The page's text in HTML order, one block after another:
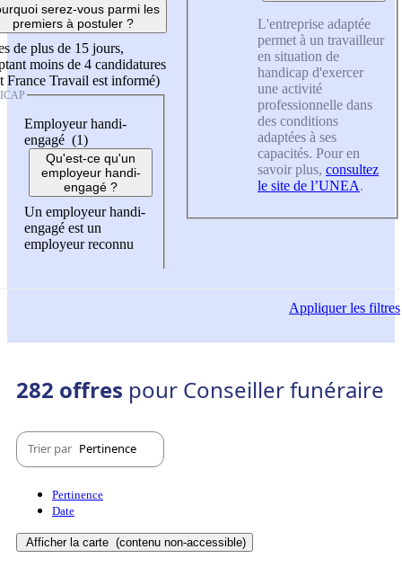
serez-vous parmi les
premiers à postuler ?
de plus de 15 jours,
moins de 4 candidatures
France Travail est informé)
Employeur handi-
engagé (1)
Qu'est-ce qu'un
employeur handi-
engagé ?
Un employeur handi-
engagé est un
employeur reconnu
L'entreprise adaptée
permet à un travailleur
en situation de
handicap d'exercer
une activité
professionnelle dans
des conditions
adaptées à ses
capacités. Pour en
savoir plus, consultez
le site de l’UNEA.
Appliquerles filtres
282 offres pour Conseiller funéraire
Trier par Pertinence
Pertinence
Date
Afficher la carte (contenu non-accessible)